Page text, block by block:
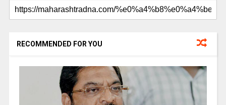
RECOMMENDED FOR YOU